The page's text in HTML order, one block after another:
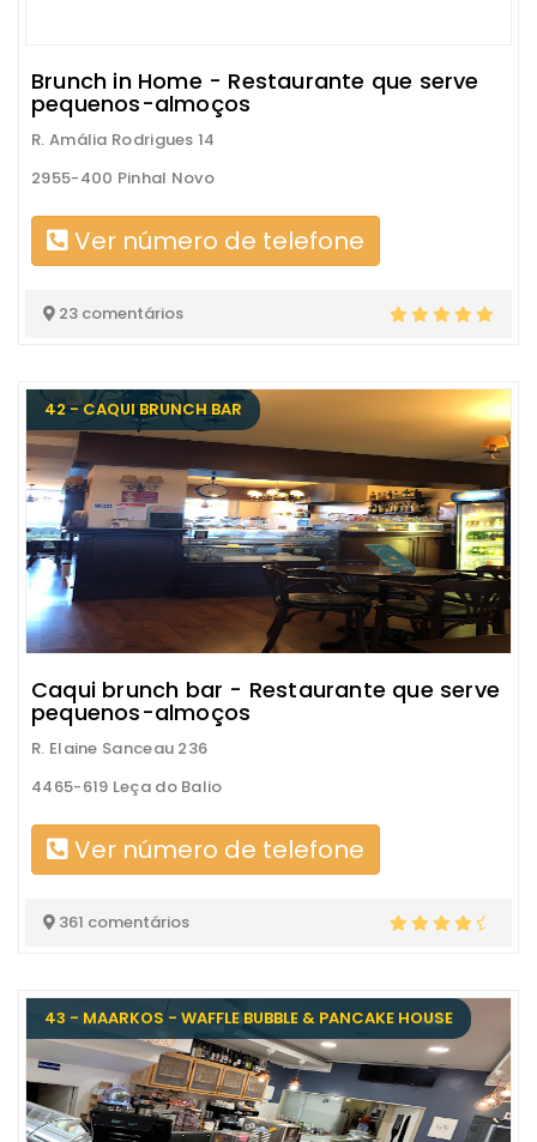
Brunch in Home - Restaurante que serve
pequenos-almoços
R. Amália Rodrigues 14
2955-400 Pinhal Novo
Ver número de telefone
23 comentários
42 - CAQUI BRUNCH BAR
Caqui brunch bar - Restaurante que serve
pequenos-almoços
R. Elaine Sanceau 236
4465-619 Leça do Balio
Ver número de telefone
361 comentários
43 - MAARKOS - WAFFLE BUBBLE & PANCAKE HOUSE